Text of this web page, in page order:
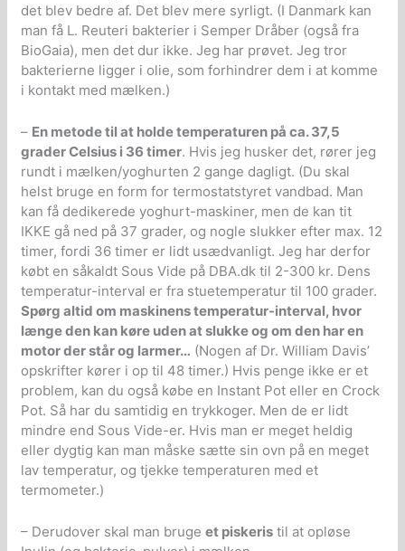
det blev bedre af. Det blev mere syrligt. (I Danmark kan
man få L. Reuteri bakterier i Semper Dråber (også fra
BioGaia), men det dur ikke. Jeg har prøvet. Jeg tror
bakterierne ligger i olie, som forhindrer dem i at komme
i kontakt med mælken.)
– En metode til at holde temperaturen på ca. 37,5
grader Celsius i 36 timer. Hvis jeg husker det, rører jeg
rundt i mælken/yoghurten 2 gange dagligt. (Du skal
helst bruge en form for termostatstyret vandbad. Man
kan få dedikerede yoghurt-maskiner, men de kan tit
IKKE gå ned på 37 grader, og nogle slukker efter max. 12
timer, fordi 36 timer er lidt usædvanligt. Jeg har derfor
købt en såkaldt Sous Vide på DBA.dk til 2-300 kr. Dens
temperatur-interval er fra stuetemperatur til 100 grader.
Spørg altid om maskinens temperatur-interval, hvor
længe den kan køre uden at slukke og om den har en
motor der står og larmer… (Nogen af Dr. William Davis’
opskrifter kører i op til 48 timer.) Hvis penge ikke er et
problem, kan du også købe en Instant Pot eller en Crock
Pot. Så har du samtidig en trykkoger. Men de er lidt
mindre end Sous Vide-er. Hvis man er meget heldig
eller dygtig kan man måske sætte sin ovn på en meget
lav temperatur, og tjekke temperaturen med et
termometer.)
– Derudover skal man brugeet piskeris til at opløse